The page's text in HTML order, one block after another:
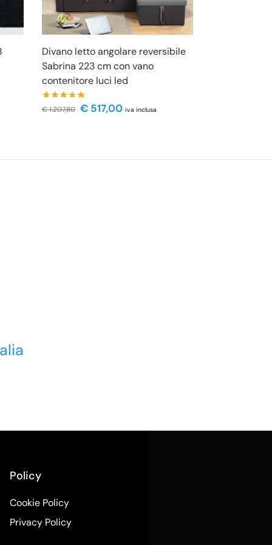
Divano letto angolare reversibile
Sabrina 223 cm con vano
contenitore luci led
€1.207,80 € 517,00 iva inclusa
Policy
Cookie Policy
Privacy Policy